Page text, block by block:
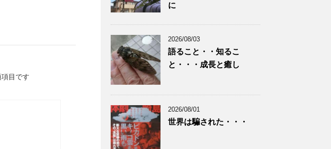
目です
に
2026/08/03
語ること・・知るこ
と・・・成長と癒し
2026/08/01
世界は騙された・・・